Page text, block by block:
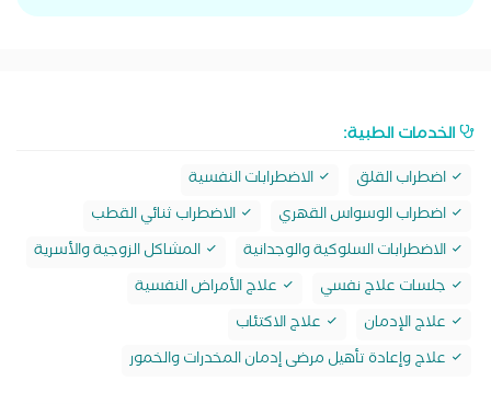
الخدمات الطبية:
اضطراب القلق
الاضطرابات النفسية
اضطراب الوسواس القهري
الاضطراب ثنائي القطب
الاضطرابات السلوكية والوجدانية
المشاكل الزوجية والأسرية
جلسات علاج نفسي
علاج الأمراض النفسية
علاج الإدمان
علاج الاكتئاب
علاج وإعادة تأهيل مرضى إدمان المخدرات والخمور